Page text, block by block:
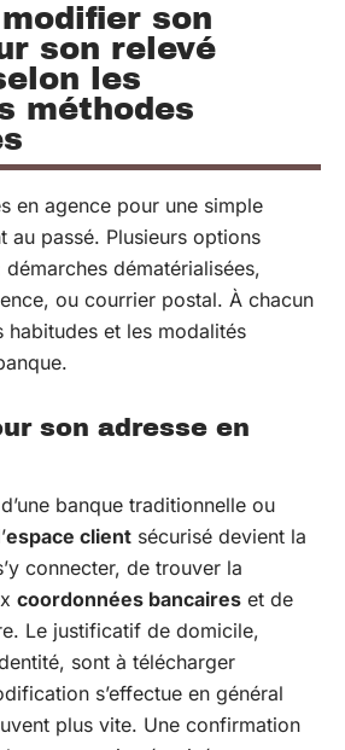
son
son relevé
les
méthodes
en agence pour une simple
au passé. Plusieurs options
dématérialisées,
ou courrier postal. À chacun
habitudes et les modalités
son adresse en
banque traditionnelle ou
espace client sécurisé devient la
connecter, de trouver la
coordonnées bancaires et de
Le justificatif de domicile,
sont à télécharger
s’effectue en général
plus vite. Une confirmation